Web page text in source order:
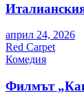
април 24, 2026
Red Carpet
Комедия
Филмът